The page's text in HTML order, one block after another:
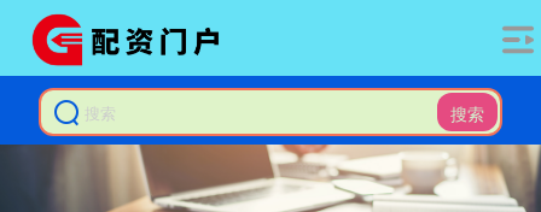
搜索